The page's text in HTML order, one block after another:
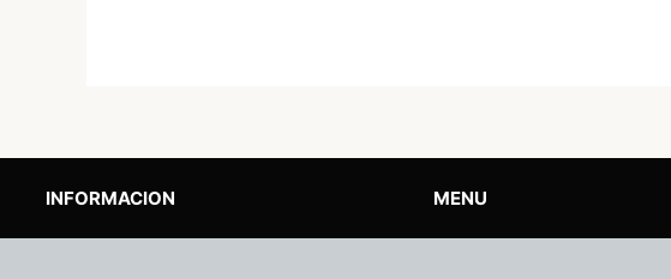
INFORMACION MENU